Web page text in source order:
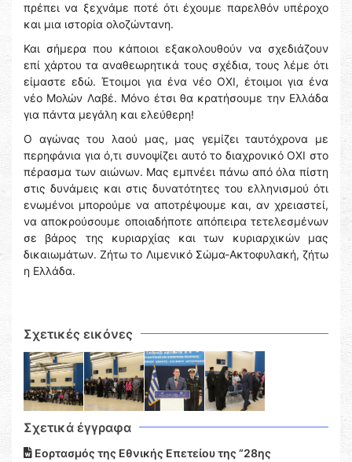
πρέπει να ξεχνάμε ποτέ ότι έχουμε παρελθόν υπέροχο
και μια ιστορία ολοζώντανη.
Και σήμερα που κάποιοι εξακολουθούν να σχεδιάζουν
επί χάρτου τα αναθεωρητικά τους σχέδια, τους λέμε ότι
είμαστε εδώ. Έτοιμοι για ένα νέο ΟΧΙ, έτοιμοι για ένα
νέο Μολών Λαβέ. Μόνο έτσι θα κρατήσουμε την Ελλάδα
για πάντα μεγάλη και ελεύθερη!
Ο αγώνας του λαού μας, μας γεμίζει ταυτόχρονα με
περηφάνια για ό,τι συνοψίζει αυτό το διαχρονικό ΟΧΙ στο
πέρασμα των αιώνων. Μας εμπνέει πάνω από όλα πίστη
στις δυνάμεις και στις δυνατότητες του ελληνισμού ότι
ενωμένοι μπορούμε να αποτρέψουμε και, αν χρειαστεί,
να αποκρούσουμε οποιαδήποτε απόπειρα τετελεσμένων
σε βάρος της κυριαρχίας και των κυριαρχικών μας
δικαιωμάτων. Ζήτω το Λιμενικό Σώμα-Ακτοφυλακή, ζήτω
η Ελλάδα.
Σχετικές εικόνες
Σχετικά έγγραφα
Εορτασμός της Εθνικής Επετείου της “28ης